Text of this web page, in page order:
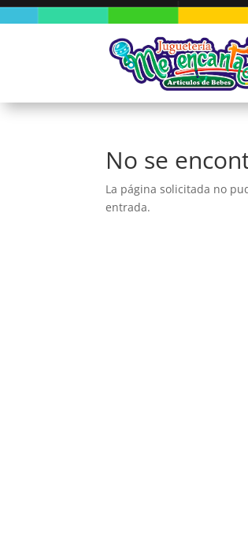
No se
La página solicitada no
entrada.